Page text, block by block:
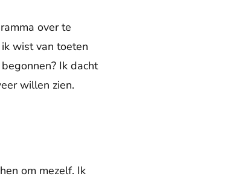
over te
wist van toeten
Ik dacht
willen zien.
om mezelf. Ik